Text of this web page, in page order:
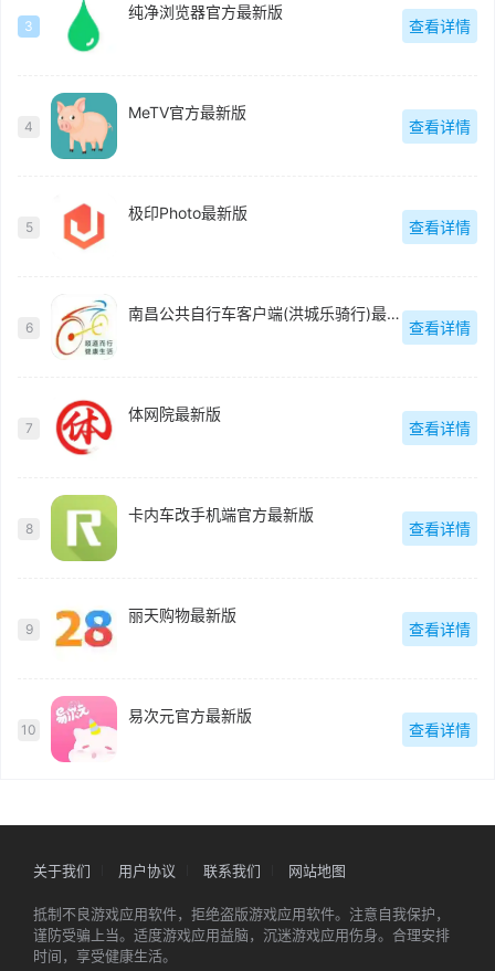
3
纯净浏览器官方最新版
查看详情
4
MeTV官方最新版
查看详情
5
极印Photo最新版
查看详情
6
南昌公共自行车客户端(洪城乐骑行)最新版
查看详情
7
体网院最新版
查看详情
8
卡内车改手机端官方最新版
查看详情
9
丽天购物最新版
查看详情
10
易次元官方最新版
查看详情
关于我们 用户协议 联系我们 网站地图
抵制不良游戏应用软件，拒绝盗版游戏应用软件。注意自我保护，
谨防受骗上当。适度游戏应用益脑，沉迷游戏应用伤身。合理安排
时间，享受健康生活。